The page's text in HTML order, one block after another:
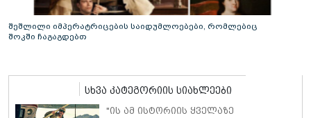
შეშლილი იმპერატრიცების საიდუმლოებები, რომლებიც
შოკში ჩაგაგდებთ
სხვა კატეგორიის სიახლეები
"ის ამ ისტორიის ყველაზე